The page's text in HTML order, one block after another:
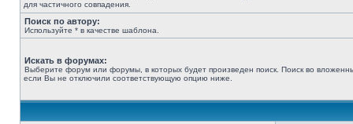
для частичного совпадения.
Поиск по автору:
Используйте * в качестве шаблона.
Искать в форумах:
Выберите форум или форумы, в которых будет произведен поиск. Поиск во
если Вы не отключили соответствующую опцию ниже.